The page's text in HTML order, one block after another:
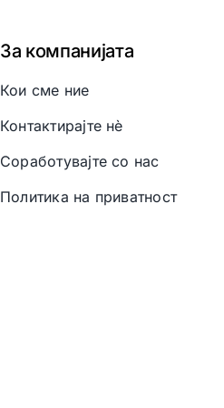
За компанијата
Кои сме ние
Контактирајте нè
Соработувајте со нас
Политика на приватност